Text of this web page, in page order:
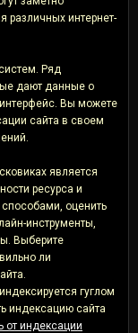
различных интернет-
Ряд
дают данные о
Вы можете
сайта в своем
является
ресурса и
оценить
инструменты,
Выберите
ли
гуглом
индексацию сайта
от индексации